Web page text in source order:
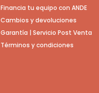
Financia tu equipo con ANDE
Cambios y devoluciones
Garantía | Servicio Post Venta
Términos y condiciones